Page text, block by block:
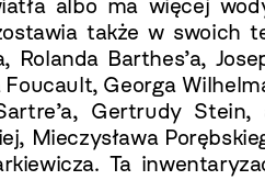
albo ma więcej
także w swoich
Barthes’a,
Georga
Gertrudy Stein,
Mieczysława
Ta